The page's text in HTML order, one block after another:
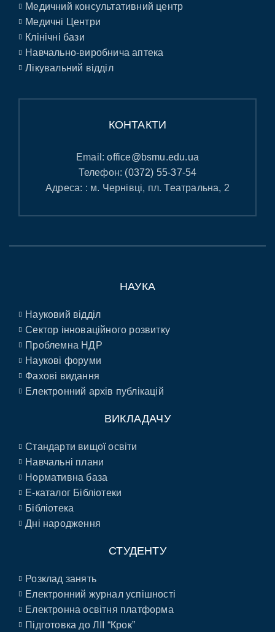
Медичний консультативний центр
Медичні Центри
Клінічні бази
Навчально-виробнича аптека
Лікувальний відділ
КОНТАКТИ
Email:office@bsmu.edu.ua
Телефон: (0372) 55-37-54
Адреса: : м. Чернівці, пл. Театральна, 2
НАУКА
Науковий відділ
Сектор інноваційного розвитку
Проблемна НДР
Наукові форуми
Фахові видання
Електронний архів публікацій
ВИКЛАДАЧУ
Стандарти вищої освіти
Навчальні плани
Нормативна база
E-каталог Бібліотеки
Бібліотека
Дні народження
СТУДЕНТУ
Розклад занять
Електронний журнал успішності
Електронна освітня платформа
Підготовка до ЛІІ “Крок”